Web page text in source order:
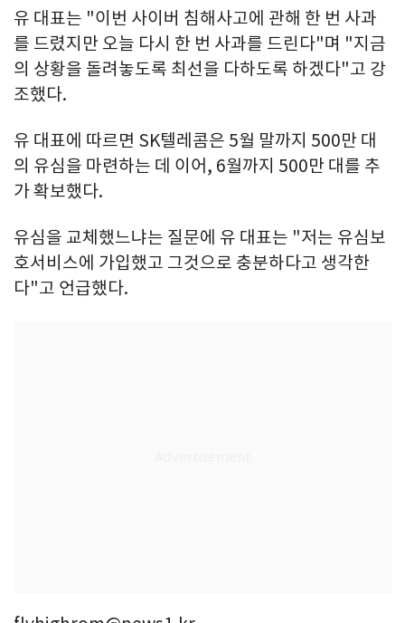
유 대표는 "이번 사이버 침해사고에 관해 한 번 사과
를 드렸지만 오늘 다시 한 번 사과를 드린다"며 "지금
의 상황을 돌려놓도록 최선을 다하도록 하겠다"고 강
조했다.
유 대표에 따르면 SK텔레콤은 5월 말까지 500만 대
의 유심을 마련하는 데 이어, 6월까지 500만 대를 추
가 확보했다.
유심을 교체했느냐는 질문에 유 대표는 "저는 유심보
호서비스에 가입했고 그것으로 충분하다고 생각한
다"고 언급했다.